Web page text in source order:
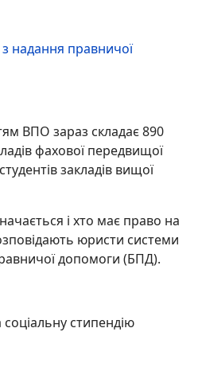
надання правничої
ВПО зараз складає 890
фахової передвищої
закладів вищої
і хто має право на
юристи системи
допомоги (БПД).
стипендію